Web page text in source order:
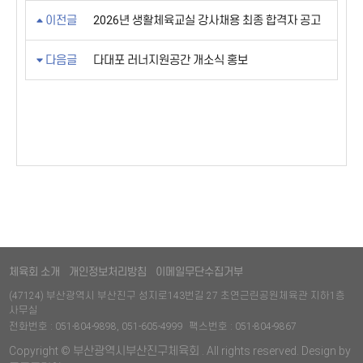
이전글 2026년 생활체육교실 강사채용 최종 합격자 공고
다음글 다대포 러너지원공간 개소식 홍보
체육회 소개 개인정보처리방침 이메일무단수집거부
(47124) 부산광역시 부산진구 성지로143번길 27 초연근린공원체육관 지하1층
사무실
전화번호 : 051-804-9898, 051-605-4999
팩스번호 : 051-804-9867
Copyright © 부산광역시부산진구체육회 . All rights reserved. Design by